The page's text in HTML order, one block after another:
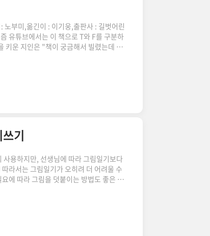
노부미,옮긴이 : 이기웅,출판사 : 길벗어린
유튜브에서는 이 책으로 T와 F를 구분하
키운 지인은 "책이 궁금해서 빌렸는데 반
고 대신 반납해 주기로 했다.혼자 읽을 때
았다. 입술을 삐죽거리며 금방이라도 울
시 우리 아..
기
용하지만, 선생님에 따라 그림일기보다
라서는 그림일기가 오히려 더 어려울 수
에 따라 그림을 덧붙이는 방법도 좋은 선
일 일기를 써 온 엄마의 경험을 더해 우
생각이나 느낌이 잘 드러나게 쓴다. 2. 일
..